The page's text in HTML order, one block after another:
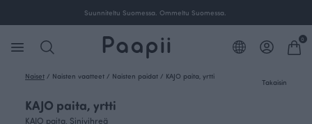
Ilmainen toimitus yli 100 € tilauksille Suomessa.
0
Naiset / Naisten vaatteet / Naisten paidat / KAJO paita, yrtti
Takaisin
KAJO paita, yrtti
KAJO paita, Sinivihreä